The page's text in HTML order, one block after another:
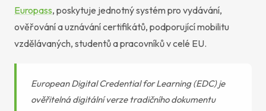
Europass, poskytuje jednotný systém pro vydávání,
ověřování a uznávání certifikátů, podporující mobilitu
vzdělávaných, studentů a pracovníků v celé EU.
European Digital Credential for Learning (EDC) je
ověřitelná digitální verze tradičního dokumentu